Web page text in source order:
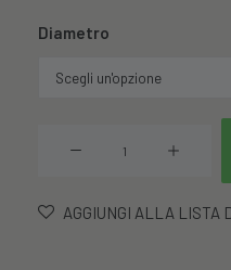
Diametro
quantità
AGGIUNGI ALLA LISTA